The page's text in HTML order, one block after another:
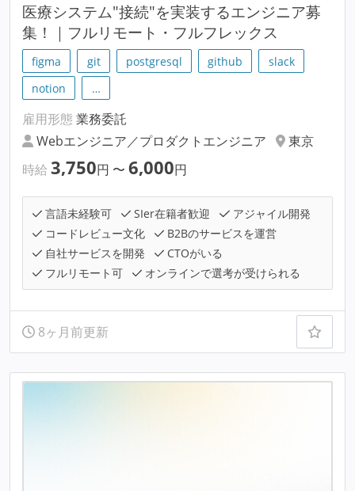
医療システム"接続"を実装するエンジニア募
集！｜フルリモート・フルフレックス
figma git postgresql github
slack
notion
…
雇用形態 業務委託
Webエンジニア／プロダクトエンジニア
東京
時給 3,750円 〜 6,000円
言語未経験可 SIer在籍者歓迎
アジャイル開発
コードレビュー文化
B2Bのサービスを運営
自社サービスを開発
CTOがいる
フルリモート可
オンラインで選考が受けられる
8ヶ月前更新